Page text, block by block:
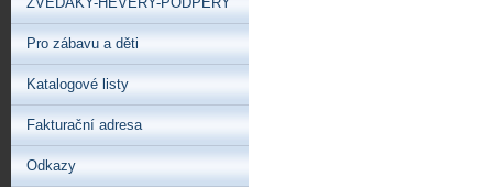
Pro zábavu a děti
Katalogové listy
Fakturační adresa
Odkazy